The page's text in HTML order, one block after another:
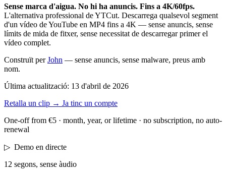
Sense marca d'aigua. No hi ha anuncis. Fins a 4K/60fps.
L'alternativa professional de YTCut. Descarrega qualsevol segment
d'un vídeo de YouTube en MP4 fins a 4K — sense anuncis, sense
límits de mida de fitxer, sense necessitat de descarregar primer el
vídeo complet.
Construït perJohn — sense anuncis, sense malware, preus amb
nom.
Última actualització: 13 d'abril de 2026
Retalla un clip → Ja tinc un compte
One-off from €5 · month, year, or lifetime · no subscription, no auto-
renewal
▷ Demo en directe
12 segons, sense àudio